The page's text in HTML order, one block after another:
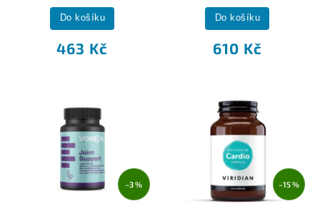
463 Kč
Do košíku
610 Kč
Do košíku
–3 % –15 %